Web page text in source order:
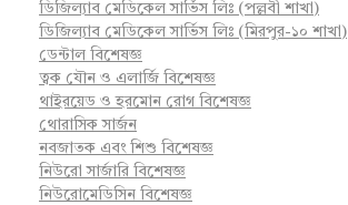
ডিজিল্যাব মেডিকেল সার্ভিস লিঃ (পল্লবী শাখা)
ডিজিল্যাব মেডিকেল সার্ভিস লিঃ (মিরপুর-১০ শাখা)
ডেন্টাল বিশেষজ্ঞ
ত্বক যৌন ও এলার্জি বিশেষজ্ঞ
থাইরয়েড ও হরমোন রোগ বিশেষজ্ঞ
থোরাসিক সার্জন
নবজাতক এবং শিশু বিশেষজ্ঞ
নিউরো সার্জারি বিশেষজ্ঞ
নিউরোমেডিসিন বিশেষজ্ঞ